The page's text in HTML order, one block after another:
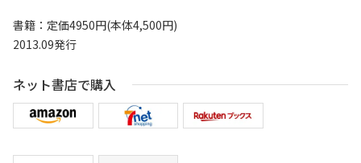
書籍：定価4950円(本体4,500円)
2013.09発行
ネット書店で購入